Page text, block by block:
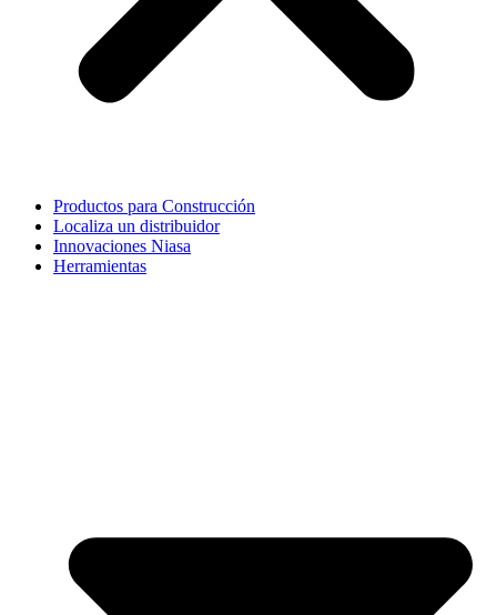
Productos para Construcción
Localiza un distribuidor
Innovaciones Niasa
Herramientas